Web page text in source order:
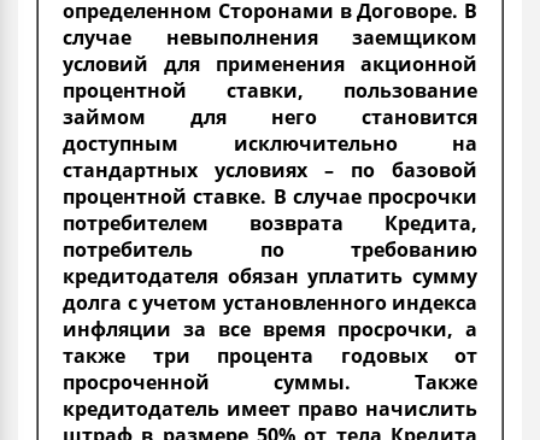
определенном Сторонами в Договоре. В
случае невыполнения заемщиком
условий для применения акционной
процентной ставки, пользование
займом для него становится
доступным исключительно на
стандартных условиях – по базовой
процентной ставке. В случае просрочки
потребителем возврата Кредита,
потребитель по требованию
кредитодателя обязан уплатить сумму
долга с учетом установленного индекса
инфляции за все время просрочки, а
также три процента годовых от
просроченной суммы. Также
кредитодатель имеет право начислить